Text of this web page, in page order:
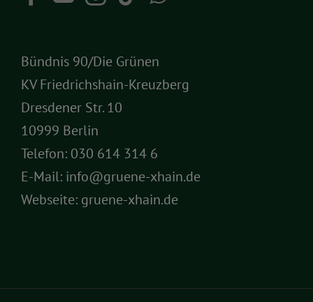
Bündnis 90/Die Grünen
KV Friedrichshain-Kreuzberg
Dresdener Str. 10
10999 Berlin
Telefon: 030 614 314 6
E-Mail: info@gruene-xhain.de
Webseite: gruene-xhain.de